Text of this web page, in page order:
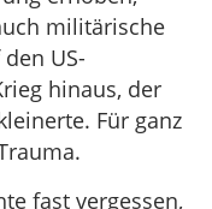
militärische
US-
hinaus, der
Für ganz
fast vergessen,